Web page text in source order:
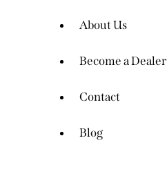
About Us
Become a Dealer
Contact
Blog